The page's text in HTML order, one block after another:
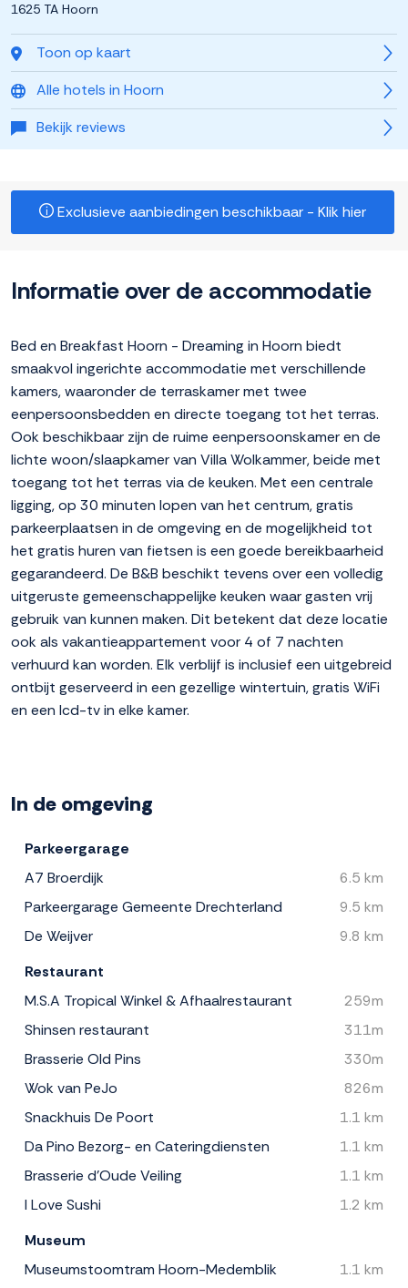
Toon op kaart
Alle hotels in Hoorn
Bekijk reviews
1625 TA Hoorn
Exclusieve aanbiedingen beschikbaar - Klik hier
Informatie over de accommodatie
Bed en Breakfast Hoorn - Dreaming in Hoorn biedt
smaakvol ingerichte accommodatie met verschillende
kamers, waaronder de terraskamer met twee
eenpersoonsbedden en directe toegang tot het terras.
Ook beschikbaar zijn de ruime eenpersoonskamer en de
lichte woon/slaapkamer van Villa Wolkammer, beide met
toegang tot het terras via de keuken. Met een centrale
ligging, op 30 minuten lopen van het centrum, gratis
parkeerplaatsen in de omgeving en de mogelijkheid tot
het gratis huren van fietsen is een goede bereikbaarheid
gegarandeerd. De B&B beschikt tevens over een volledig
uitgeruste gemeenschappelijke keuken waar gasten vrij
gebruik van kunnen maken. Dit betekent dat deze locatie
ook als vakantieappartement voor 4 of 7 nachten
verhuurd kan worden. Elk verblijf is inclusief een uitgebreid
ontbijt geserveerd in een gezellige wintertuin, gratis WiFi
en een lcd-tv in elke kamer.
In de omgeving
Parkeergarage
A7 Broerdijk
6.5 km
Parkeergarage Gemeente Drechterland
9.5 km
De Weijver
9.8 km
Restaurant
M.S.A Tropical Winkel & Afhaalrestaurant
259m
Shinsen restaurant
311m
Brasserie Old Pins
330m
Wok van PeJo
826m
Snackhuis De Poort
1.1 km
Da Pino Bezorg- en Cateringdiensten
1.1 km
Brasserie d’Oude Veiling
1.1 km
I Love Sushi
1.2 km
Museum
Museumstoomtram Hoorn-Medemblik
1.1 km